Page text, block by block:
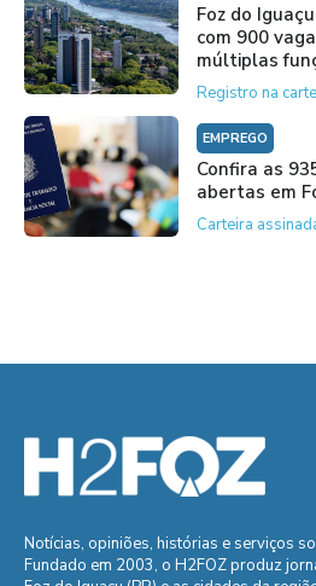
Foz do
com 900
múltiplas
Registro na
EMPREGO
Confira as
abertas em
Carteira
Notícias, opiniões, histórias e serviços
Fundado em 2003, o H2FOZ produz